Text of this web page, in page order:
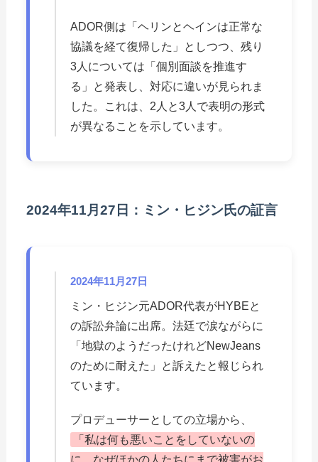
ADOR側は「ヘリンとヘインは正常な
協議を経て復帰した」としつつ、残り
3人については「個別面談を推進す
る」と発表し、対応に違いが見られま
した。これは、2人と3人で表明の形式
が異なることを示しています。
2024年11月27日：ミン・ヒジン氏の証言
2024年11月27日
ミン・ヒジン元ADOR代表がHYBEと
の訴訟弁論に出席。法廷で涙ながらに
「地獄のようだったけれどNewJeans
のために耐えた」と訴えたと報じられ
ています。
プロデューサーとしての立場から、
「私は何も悪いことをしていないの
に、なぜほかの人たちにまで被害がお